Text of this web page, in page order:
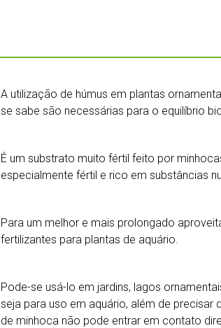
A utilização de húmus em plantas
se sabe são necessárias para o equilíbrio
É um substrato muito fértil feito por
especialmente fértil e rico em substâncias
Para um melhor e mais prolongado
fertilizantes para plantas de aquário.
Pode-se usá-lo em jardins, lagos
seja para uso em aquário, além de
de minhoca não pode entrar em contato